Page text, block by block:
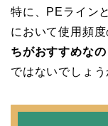
特に、PEライン
において使用頻
ちがおすすめなの
ではないでしょう